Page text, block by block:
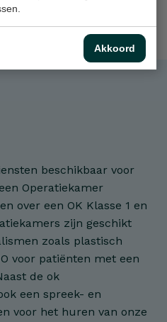
Akkoord
beschikbaar voor
Operatiekamer
over een OK Klasse 1 en
zijn geschikt
zoals plastisch
voor patiënten met een
de ok
een spreek- en
voor het huren van onze